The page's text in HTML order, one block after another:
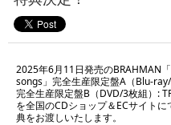
2025年6月11日発売のBRAHMAN
songs」完全生産限定盤A（Blu-
完全生産限定盤B（DVD/3枚組）:
を全国のCDショップ＆ECサイト
典をお渡しいたします。